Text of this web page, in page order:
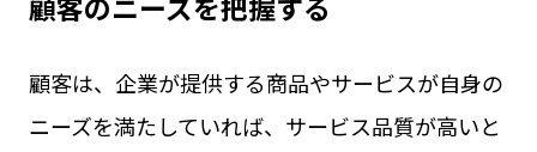
顧客は、企業が提供する商品やサービスが自身の
ニーズを満たしていれば、サービス品質が高いと